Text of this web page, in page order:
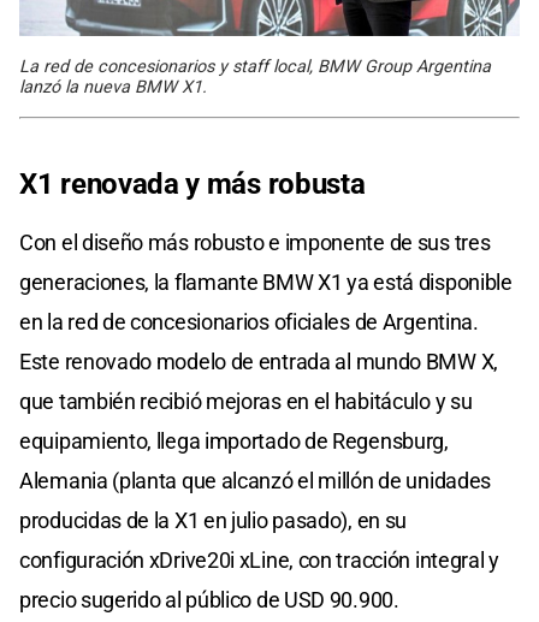
La red de concesionarios y staff local, BMW Group Argentina
lanzó la nueva BMW X1.
X1 renovada y más robusta
Con el diseño más robusto e imponente de sus tres
generaciones, la flamante BMW X1 ya está disponible
en la red de concesionarios oficiales de Argentina.
Este renovado modelo de entrada al mundo BMW X,
que también recibió mejoras en el habitáculo y su
equipamiento, llega importado de Regensburg,
Alemania (planta que alcanzó el millón de unidades
producidas de la X1 en julio pasado), en su
configuración xDrive20i xLine, con tracción integral y
precio sugerido al público de USD 90.900.